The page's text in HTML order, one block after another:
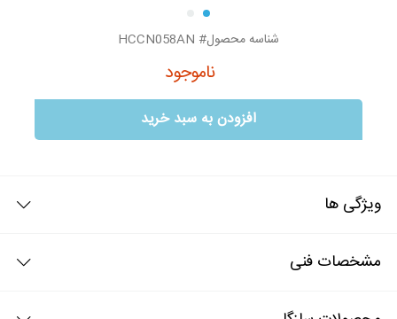
شناسه محصول# HCCN058AN
ناموجود
افزودن به سبد خرید
ویژگی ها
مشخصات فنی